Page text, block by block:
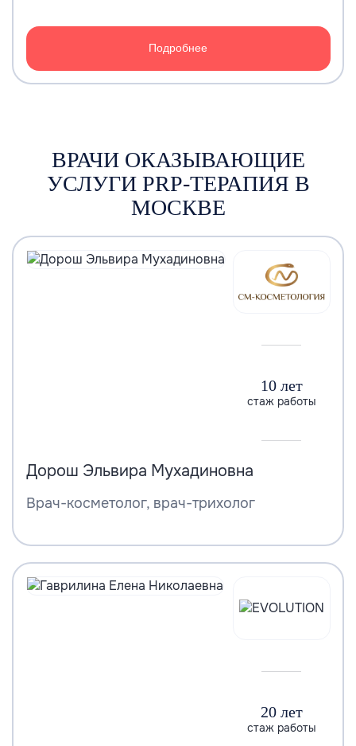
Подробнее
ВРАЧИ ОКАЗЫВАЮЩИЕ
УСЛУГИ PRP-ТЕРАПИЯ В
МОСКВЕ
10 лет
стаж работы
Дорош Эльвира Мухадиновна
Врач-косметолог, врач-трихолог
20 лет
стаж работы